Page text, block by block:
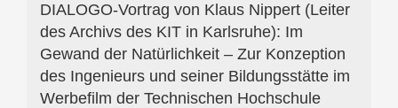
DIALOGO-Vortrag von Klaus Nippert (Leiter
des Archivs des KIT in Karlsruhe): Im
Gewand der Natürlichkeit – Zur Konzeption
des Ingenieurs und seiner Bildungsstätte im
Werbefilm der Technischen Hochschule